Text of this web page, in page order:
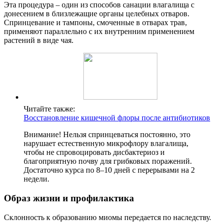
Эта процедура – один из способов санации влагалища с
донесением в близлежащие органы целебных отваров.
Спринцевание и тампоны, смоченные в отварах трав,
применяют параллельно с их внутренним применением
растений в виде чая.
Читайте также:
Восстановление кишечной флоры после антибиотиков
Внимание! Нельзя спринцеваться постоянно, это
нарушает естественную микрофлору влагалища,
чтобы не спровоцировать дисбактериоз и
благоприятную почву для грибковых поражений.
Достаточно курса по 8–10 дней с перерывами на 2
недели.
Образ жизни и профилактика
Склонность к образованию миомы передается по наследству.